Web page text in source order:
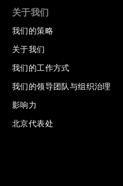
关于我们
我们的策略
关于我们
我们的工作方式
我们的领导团队与组织治理
影响力
北京代表处